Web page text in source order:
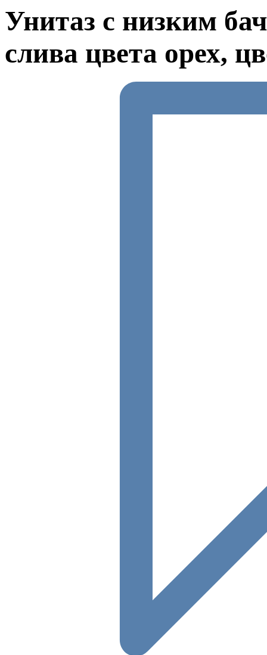
Унитаз с низким
слива цвета орех,